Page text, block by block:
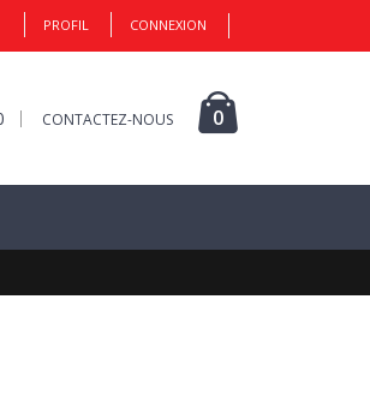
PROFIL CONNEXION
CONTACTEZ-NOUS 0